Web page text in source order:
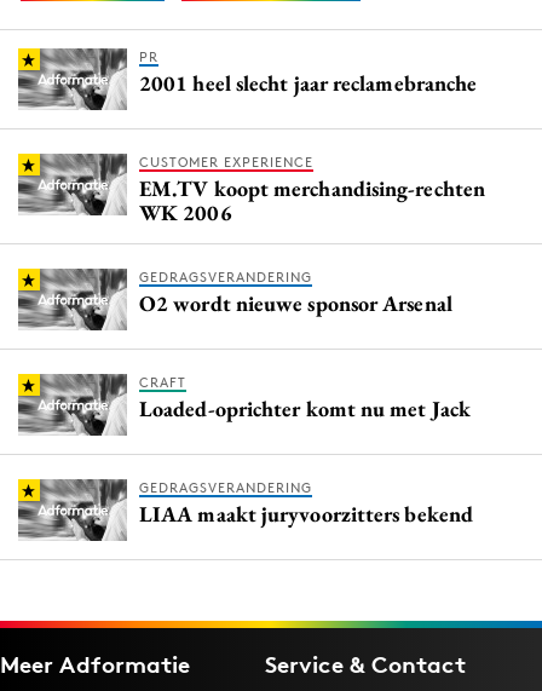
PR
2001 heel slecht jaar reclamebranche
CUSTOMER EXPERIENCE
EM.TV koopt merchandising-rechten
WK 2006
GEDRAGSVERANDERING
O2 wordt nieuwe sponsor Arsenal
CRAFT
Loaded-oprichter komt nu met Jack
GEDRAGSVERANDERING
LIAA maakt juryvoorzitters bekend
Meer Adformatie Service & Contact